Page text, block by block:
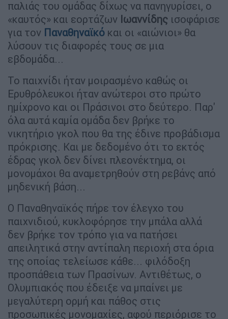
παλιάς του ομάδας δίχως να πανηγυρίσει, ο
«καυτός» και εορτάζων Ιωαννίδης ισοφάρισε
για τον Παναθηναϊκό και οι «αιώνιοι» θα
λύσουν τις διαφορές τους σε μια
εβδομάδα...
Το παιχνίδι ήταν μοιρασμένο καθώς οι
Ερυθρόλευκοι ήταν ανώτεροι στο πρώτο
ημίχρονο και οι Πράσινοι στο δεύτερο. Παρ'
όλα αυτά καμία ομάδα δεν βρήκε το
νικητήριο γκολ που θα της έδινε προβάδισμα
πρόκρισης. Και με δεδομένο ότι το εκτός
έδρας γκολ δεν δίνει πλεονέκτημα, οι
μονομάχοι θα αναμετρηθούν στη ρεβάνς από
μηδενική βάση...
Ο Παναθηναϊκός πήρε τον έλεγχο του
παιχνιδιού, κυκλοφόρησε την μπάλα αλλά
δεν βρήκε τον τρόπο για να πατήσει
απειλητικά στην αντίπαλη περιοχή στα όρια
της οποίας τελείωσε κάθε... φιλόδοξη
προσπάθεια των Πρασίνων. Αντιθέτως, ο
Ολυμπιακός που έδειξε να μπαίνει με
μεγαλύτερη ορμή και πάθος στις
προσωπικές μονομαχίες, αφού περιόρισε το